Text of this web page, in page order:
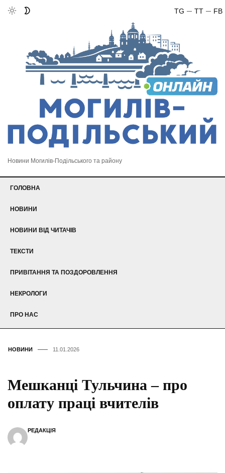
FB
TT
TG
Новини Могилів-Подільського та району
ГОЛОВНА
НОВИНИ
НОВИНИ ВІД ЧИТАЧІВ
ТЕКСТИ
ПРИВІТАННЯ ТА ПОЗДОРОВЛЕННЯ
НЕКРОЛОГИ
ПРО НАС
НОВИНИ 11.01.2026
Мешканці Тульчина – про
оплату праці вчителів
РЕДАКЦІЯ